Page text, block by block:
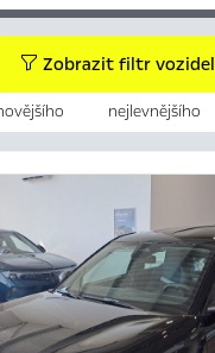
Zobrazit filtr vozidel
nejlevnějšího